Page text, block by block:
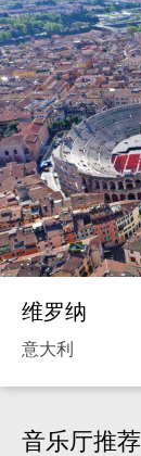
维罗纳
意大利
音乐厅推荐